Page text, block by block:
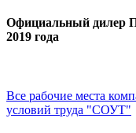
Официальный дилер
2019 года
Все рабочие места
условий труда "СОУТ"